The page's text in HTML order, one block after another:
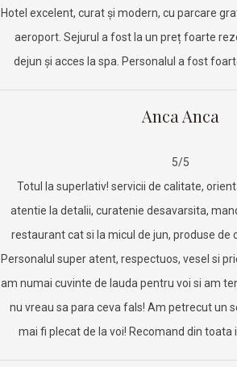
Hotel excelent, curat și modern, cu parcare
aeroport. Sejurul a fost la un preț foarte
dejun și acces la spa. Personalul a fost
Anca Anca
5/5
Totul la superlativ! servicii de calitate,
atentie la detalii, curatenie desavarsita,
restaurant cat si la micul de jun, produse de
Personalul super atent, respectuos, vesel si
am numai cuvinte de lauda pentru voi si am
nu vreau sa para ceva fals! Am petrecut un
mai fi plecat de la voi! Recomand din toata